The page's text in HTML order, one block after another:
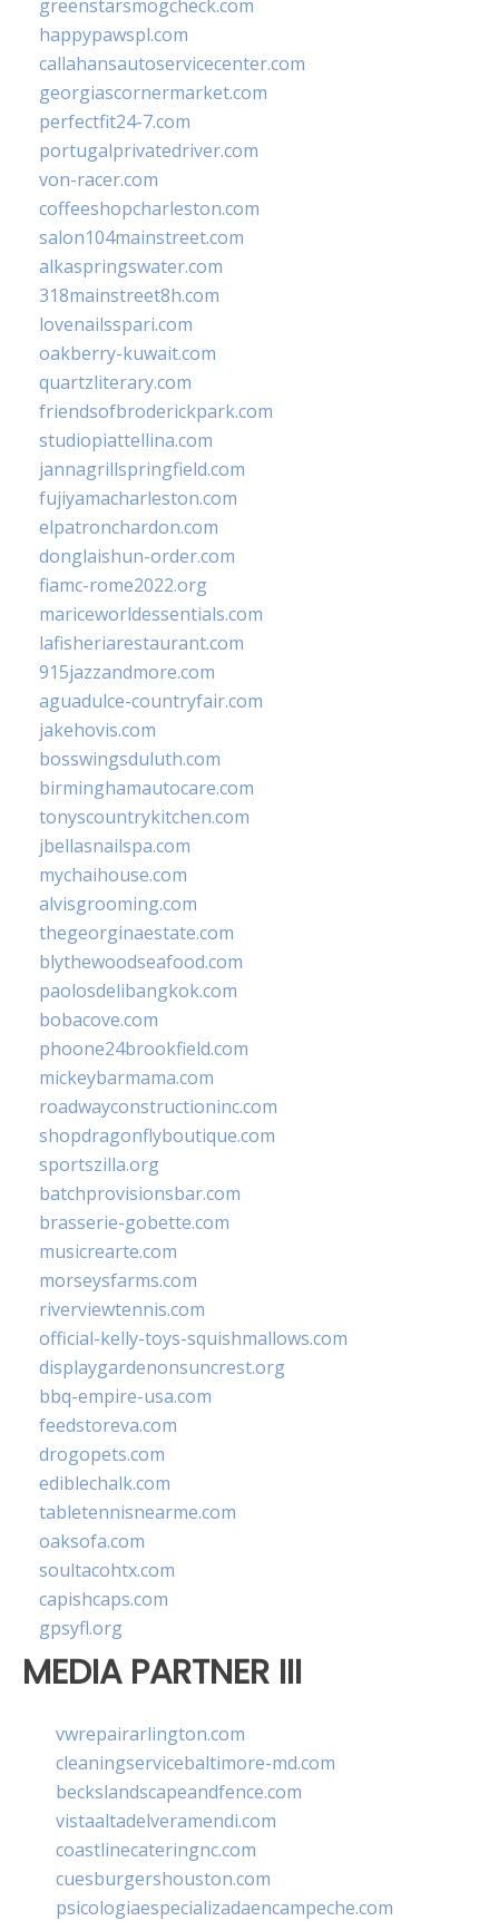
greenstarsmogcheck.com
happypawspl.com
callahansautoservicecenter.com
georgiascornermarket.com
perfectfit24-7.com
portugalprivatedriver.com
von-racer.com
coffeeshopcharleston.com
salon104mainstreet.com
alkaspringswater.com
318mainstreet8h.com
lovenailsspari.com
oakberry-kuwait.com
quartzliterary.com
friendsofbroderickpark.com
studiopiattellina.com
jannagrillspringfield.com
fujiyamacharleston.com
elpatronchardon.com
donglaishun-order.com
fiamc-rome2022.org
mariceworldessentials.com
lafisheriarestaurant.com
915jazzandmore.com
aguadulce-countryfair.com
jakehovis.com
bosswingsduluth.com
birminghamautocare.com
tonyscountrykitchen.com
jbellasnailspa.com
mychaihouse.com
alvisgrooming.com
thegeorginaestate.com
blythewoodseafood.com
paolosdelibangkok.com
bobacove.com
phoone24brookfield.com
mickeybarmama.com
roadwayconstructioninc.com
shopdragonflyboutique.com
sportszilla.org
batchprovisionsbar.com
brasserie-gobette.com
musicrearte.com
morseysfarms.com
riverviewtennis.com
official-kelly-toys-squishmallows.com
displaygardenonsuncrest.org
bbq-empire-usa.com
feedstoreva.com
drogopets.com
ediblechalk.com
tabletennisnearme.com
oaksofa.com
soultacohtx.com
capishcaps.com
gpsyfl.org
MEDIA PARTNER III
vwrepairarlington.com
cleaningservicebaltimore-md.com
beckslandscapeandfence.com
vistaaltadelveramendi.com
coastlinecateringnc.com
cuesburgershouston.com
psicologiaespecializadaencampeche.com